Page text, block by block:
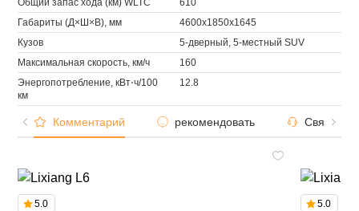
Общий запас хода (км) WLTC
610
Габариты (Д×Ш×В), мм
4600x1850x1645
Кузов
5-дверный, 5-местный SUV
Максимальная скорость, км/ч
160
Энергопотребление, кВт⋅ч/100
км
12.8
5.0 5.0
Комментарий рекомендовать